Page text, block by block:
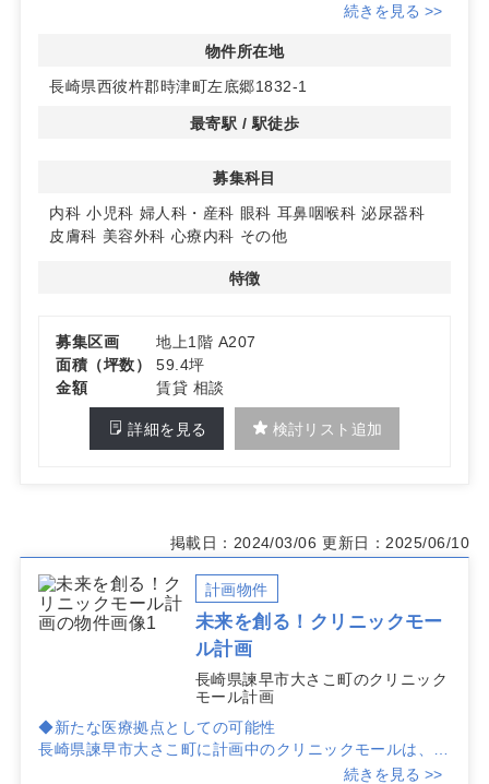
ださい！
続きを見る >>
物件所在地
長崎県西彼杵郡時津町左底郷1832-1
最寄駅 / 駅徒歩
募集科目
内科 小児科 婦人科・産科 眼科 耳鼻咽喉科 泌尿器科
皮膚科 美容外科 心療内科 その他
特徴
募集区画
地上1階 A207
面積（坪数）
59.4坪
金額
賃貸 相談
詳細を見る 検討リスト追加
掲載日：2024/03/06 更新日：2025/06/10
計画物件
未来を創る！クリニックモー
ル計画
長崎県諫早市大さこ町のクリニック
モール計画
◆新たな医療拠点としての可能性
長崎県諫早市大さこ町に計画中のクリニックモールは、地
域の医療ニーズを満たすための新たな拠点となります。多
続きを見る >>